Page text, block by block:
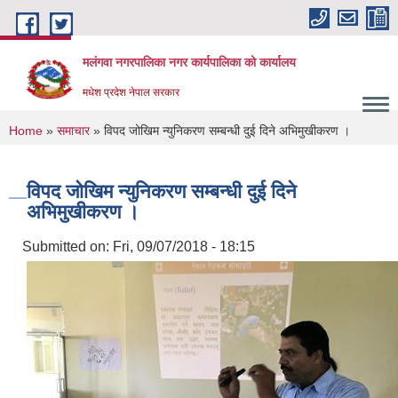
Skip to main content
मलंगवा नगरपालिका नगर कार्यपालिका को कार्यालय
मधेश प्रदेश नेपाल सरकार
You are here
Home » समाचार» विपद जोखिम न्युनिकरण सम्बन्धी दुई दिने अभिमुखीकरण ।
विपद जोखिम न्युनिकरण सम्बन्धी दुई दिने
अभिमुखीकरण ।
Submitted on: Fri, 09/07/2018 - 18:15